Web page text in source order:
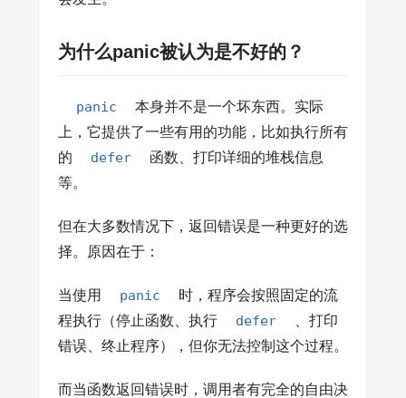
为什么panic被认为是不好的？
panic
本身并不是一个坏东西。实际
上，它提供了一些有用的功能，比如执行所有
的
defer
函数、打印详细的堆栈信息
等。
但在大多数情况下，返回错误是一种更好的选
择。原因在于：
当使用 panic
时，程序会按照固定的流
程执行（停止函数、执行
defer
、打印
错误、终止程序），但你无法控制这个过程。
而当函数返回错误时，调用者有完全的自由决